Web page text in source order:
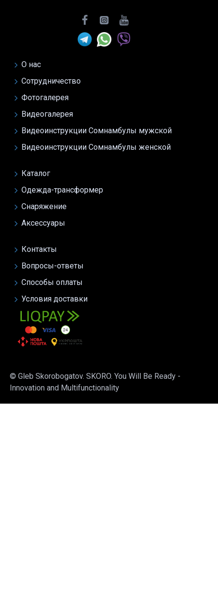
О нас
Сотрудничество
Фотогалерея
Видеогалерея
Видеоинструкции Сомнамбулы мужской
Видеоинструкции Сомнамбулы женской
Каталог
Одежда-трансформер
Снаряжение
Аксессуары
Контакты
Вопросы-ответы
Способы оплаты
Условия доставки
© Gleb Skorobogatov. SKORO. You Will Be Ready -
Innovation and Multifunctionality